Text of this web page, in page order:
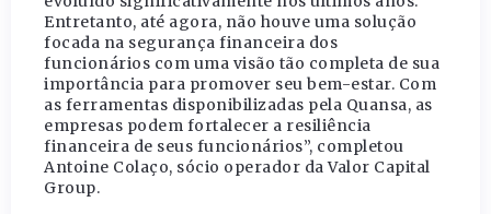
Entretanto, até agora, não houve uma solução
focada na segurança financeira dos
funcionários com uma visão tão completa de sua
importância para promover seu bem-estar. Com
as ferramentas disponibilizadas pela Quansa, as
empresas podem fortalecer a resiliência
financeira de seus funcionários”, completou
Antoine Colaço, sócio operador da Valor Capital
Group.